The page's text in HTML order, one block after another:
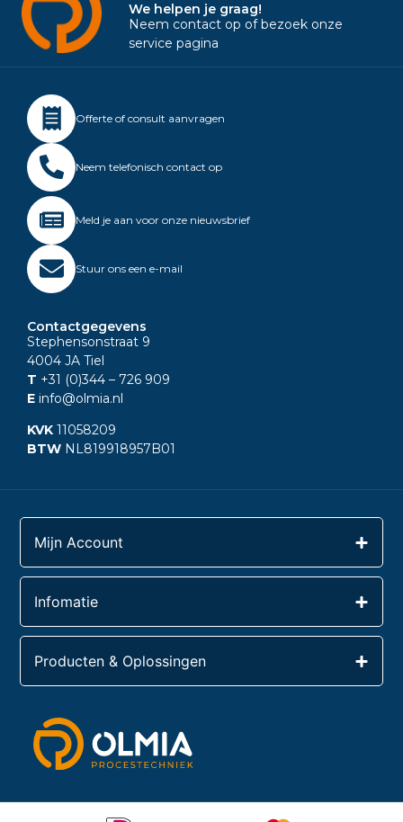
We helpen je graag!
Neem contact op of bezoek onze
service pagina
Offerte of consult aanvragen
Neem telefonisch contact op
Meld je aan voor onze nieuwsbrief
Stuur ons een e-mail
Contactgegevens
Stephensonstraat 9
4004 JA Tiel
T +31 (0)344 – 726 909
E info@olmia.nl
KVK 11058209
BTW NL819918957B01
Mijn Account
Infomatie
Producten & Oplossingen